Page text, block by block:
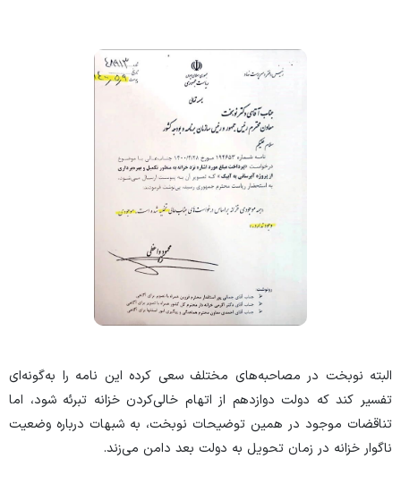
البته نوبخت در مصاحبه‌های مختلف سعی کرده این نامه را به‌گونه‌ای
تفسیر کند که دولت دوازدهم از اتهام خالی‌کردن خزانه تبرئه شود، اما
تناقضات موجود در همین توضیحات نوبخت، به شبهات درباره وضعیت
ناگوار خزانه در زمان تحویل به دولت بعد دامن می‌زند.